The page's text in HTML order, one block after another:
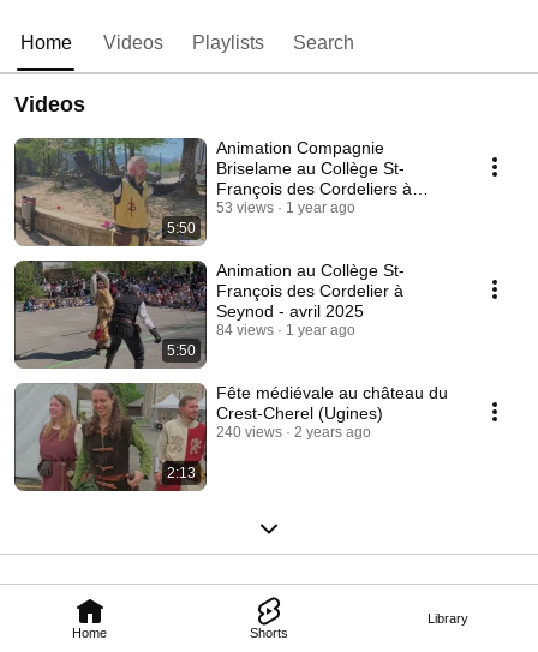
Home Shorts
Library
Home Videos Playlists Search
Videos
5:50
Animation Compagnie
Briselame au Collège St-
François des Cordeliers à
Seynod en avril 2025
53 views 1 year ago
5:50
Animation au Collège St-
François des Cordelier à
Seynod - avril 2025
84 views 1 year ago
2:13
Fête médiévale au château du
Crest-Cherel (Ugines)
240 views 2 years ago